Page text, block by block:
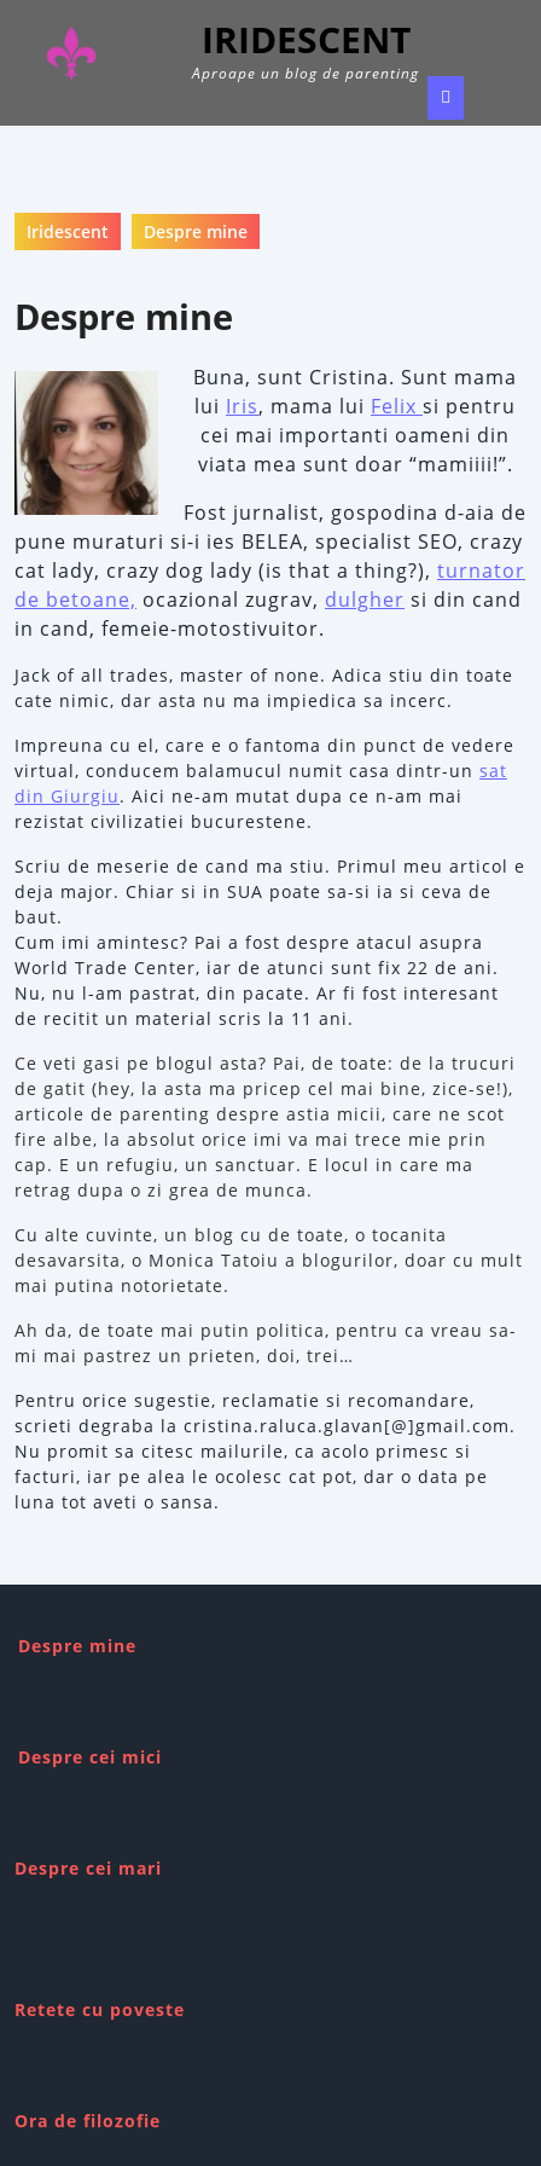
content
IRIDESCENT
Aproape un blog de parenting
Iridescent Despre mine
Despre mine
Buna, sunt Cristina. Sunt mama
lui Iris, mama lui Felix si pentru
cei mai importanti oameni din
viata mea sunt doar “mamiiii!”.
Fost jurnalist, gospodina d-aia de
pune muraturi si-i ies BELEA, specialist SEO, crazy
cat lady, crazy dog lady (is that a thing?), turnator
de betoane, ocazional zugrav, dulgher si din cand
in cand, femeie-motostivuitor.
Jack of all trades, master of none. Adica stiu din toate
cate nimic, dar asta nu ma impiedica sa incerc.
Impreuna cu el, care e o fantoma din punct de vedere
virtual, conducem balamucul numit casa dintr-un sat
din Giurgiu. Aici ne-am mutat dupa ce n-am mai
rezistat civilizatiei bucurestene.
Scriu de meserie de cand ma stiu. Primul meu articol e
deja major. Chiar si in SUA poate sa-si ia si ceva de
baut.
Cum imi amintesc? Pai a fost despre atacul asupra
World Trade Center, iar de atunci sunt fix 22 de ani.
Nu, nu l-am pastrat, din pacate. Ar fi fost interesant
de recitit un material scris la 11 ani.
Ce veti gasi pe blogul asta? Pai, de toate: de la trucuri
de gatit (hey, la asta ma pricep cel mai bine, zice-se!),
articole de parenting despre astia micii, care ne scot
fire albe, la absolut orice imi va mai trece mie prin
cap. E un refugiu, un sanctuar. E locul in care ma
retrag dupa o zi grea de munca.
Cu alte cuvinte, un blog cu de toate, o tocanita
desavarsita, o Monica Tatoiu a blogurilor, doar cu mult
mai putina notorietate.
Ah da, de toate mai putin politica, pentru ca vreau sa-
mi mai pastrez un prieten, doi, trei…
Pentru orice sugestie, reclamatie si recomandare,
scrieti degraba la cristina.raluca.glavan[@]gmail.com.
Nu promit sa citesc mailurile, ca acolo primesc si
facturi, iar pe alea le ocolesc cat pot, dar o data pe
luna tot aveti o sansa.
Despre mine
Despre cei mici
Despre cei mari
Retete cu poveste
Ora de filozofie